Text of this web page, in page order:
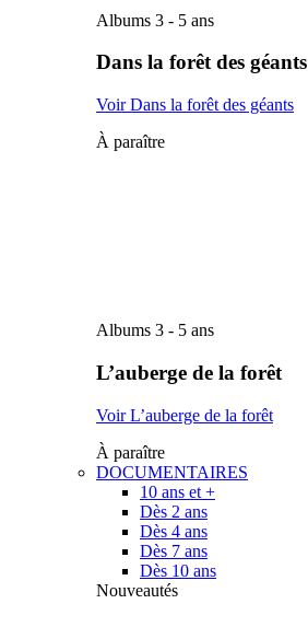
Albums 3 - 5 ans
Dans la forêt des géants
Voir Dans la forêt des géants
À paraître
Albums 3 - 5 ans
L’auberge de la forêt
Voir L’auberge de la forêt
À paraître
DOCUMENTAIRES
10 ans et +
Dès 2 ans
Dès 4 ans
Dès 7 ans
Dès 10 ans
Nouveautés